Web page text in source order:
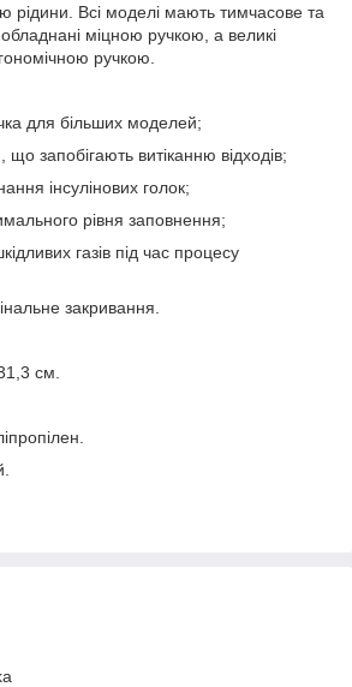
рідини. Всі моделі мають тимчасове та
міцною ручкою, а великі
ручкою.
для більших моделей;
що запобігають витіканню відходів;
інсулінових голок;
рівня заповнення;
газів під час процесу
закривання.
см.